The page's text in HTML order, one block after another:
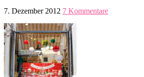
7. Dezember 2012 7 Kommentare